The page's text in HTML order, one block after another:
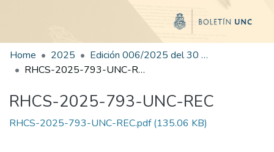
Home 2025
Edición 006/2025 del 30 de junio de 2025
RHCS-2025-793-UNC-REC
RHCS-2025-793-UNC-REC
RHCS-2025-793-UNC-REC.pdf(135.06 KB)